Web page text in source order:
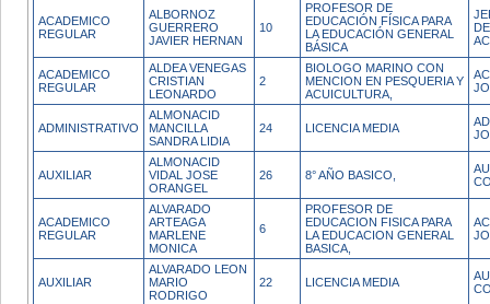
ACADEMICO
REGULAR
ALBORNOZ
GUERRERO
JAVIER HERNAN
10
PROFESOR DE
EDUCACIÓN FÍSICA PARA
LA EDUCACIÓN GENERAL
BÁSICA
ACADEMICO
REGULAR
ALDEA VENEGAS
CRISTIAN
LEONARDO
2
BIOLOGO MARINO CON
MENCION EN PESQUERIA Y
ACUICULTURA,
ADMINISTRATIVO
ALMONACID
MANCILLA
SANDRA LIDIA
24 LICENCIA MEDIA
AUXILIAR
ALMONACID
VIDAL JOSE
ORANGEL
26 8° AÑO BASICO,
ACADEMICO
REGULAR
ALVARADO
ARTEAGA
MARLENE
MONICA
6
PROFESOR DE
EDUCACION FISICA PARA
LA EDUCACION GENERAL
BASICA,
AUXILIAR
ALVARADO LEON
MARIO
RODRIGO
22 LICENCIA MEDIA